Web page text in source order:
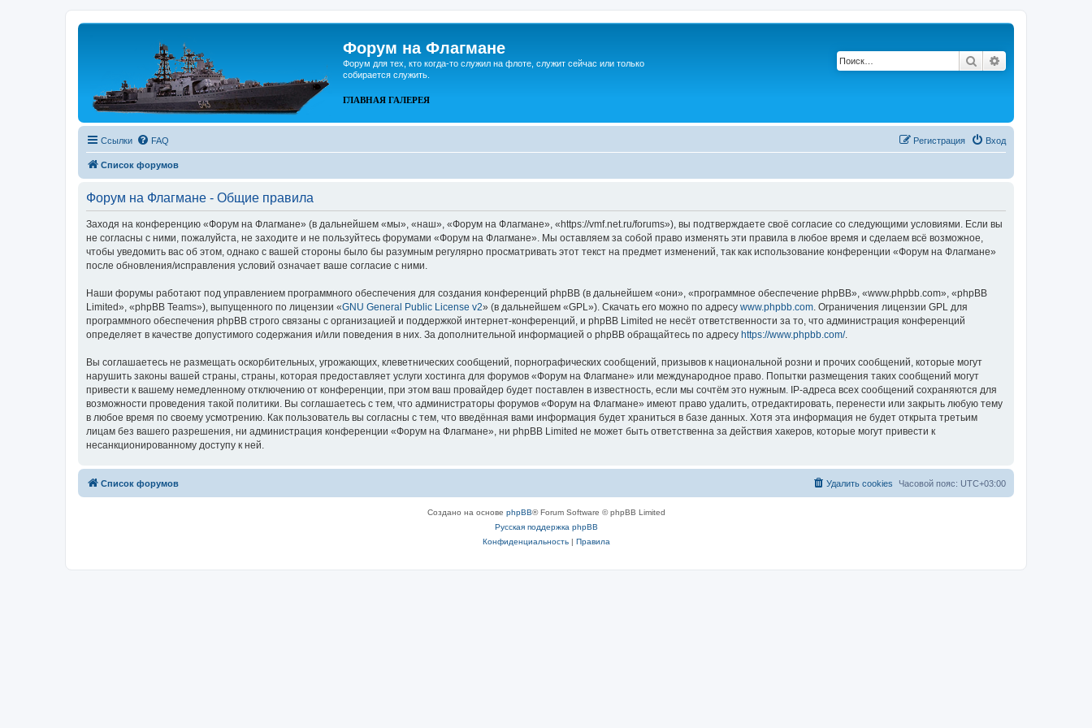
Форум на Флагмане
Форум для тех, кто когда-то служил на флоте, служит сейчас или только
собирается служить.
ГЛАВНАЯ ГАЛЕРЕЯ
Поиск
Ссылки FAQ Вход
Регистрация
Список форумов
Форум на Флагмане - Общие правила
Заходя на конференцию «Форум на Флагмане» (в дальнейшем «мы», «наш», «Форум на Флагмане», «https://vmf.net.ru/forums»), вы подтверждаете своё согласие со следующими условиями. Если вы
не согласны с ними, пожалуйста, не заходите и не пользуйтесь форумами «Форум на Флагмане». Мы оставляем за собой право изменять эти правила в любое время и сделаем всё возможное,
чтобы уведомить вас об этом, однако с вашей стороны было бы разумным регулярно просматривать этот текст на предмет изменений, так как использование конференции «Форум на Флагмане»
после обновления/исправления условий означает ваше согласие с ними.
Наши форумы работают под управлением программного обеспечения для создания конференций phpBB (в дальнейшем «они», «программное обеспечение phpBB», «www.phpbb.com», «phpBB
Limited», «phpBB Teams»), выпущенного по лицензии «GNU General Public License v2» (в дальнейшем «GPL»). Скачать его можно по адресу www.phpbb.com. Ограничения лицензии GPL для
программного обеспечения phpBB строго связаны с организацией и поддержкой интернет-конференций, и phpBB Limited не несёт ответственности за то, что администрация конференций
определяет в качестве допустимого содержания и/или поведения в них. За дополнительной информацией о phpBB обращайтесь по адресу https://www.phpbb.com/.
Вы соглашаетесь не размещать оскорбительных, угрожающих, клеветнических сообщений, порнографических сообщений, призывов к национальной розни и прочих сообщений, которые могут
нарушить законы вашей страны, страны, которая предоставляет услуги хостинга для форумов «Форум на Флагмане» или международное право. Попытки размещения таких сообщений могут
привести к вашему немедленному отключению от конференции, при этом ваш провайдер будет поставлен в известность, если мы сочтём это нужным. IP-адреса всех сообщений сохраняются для
возможности проведения такой политики. Вы соглашаетесь с тем, что администраторы форумов «Форум на Флагмане» имеют право удалить, отредактировать, перенести или закрыть любую тему
в любое время по своему усмотрению. Как пользователь вы согласны с тем, что введённая вами информация будет храниться в базе данных. Хотя эта информация не будет открыта третьим
лицам без вашего разрешения, ни администрация конференции «Форум на Флагмане», ни phpBB Limited не может быть ответственна за действия хакеров, которые могут привести к
несанкционированному доступу к ней.
Список форумов Часовой пояс: UTC+03:00
Удалить cookies
Создано на основе phpBB® Forum Software © phpBB Limited
Русская поддержка phpBB
Конфиденциальность| Правила